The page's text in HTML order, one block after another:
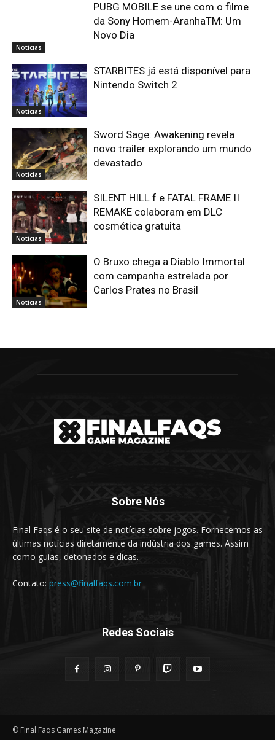
Notícias
PUBG MOBILE se une com o filme
da Sony Homem-AranhaTM: Um
Novo Dia
Notícias
STARBITES já está disponível para
Nintendo Switch 2
Notícias
Sword Sage: Awakening revela
novo trailer explorando um mundo
devastado
Notícias
SILENT HILL f e FATAL FRAME II
REMAKE colaboram em DLC
cosmética gratuita
Notícias
O Bruxo chega a Diablo Immortal
com campanha estrelada por
Carlos Prates no Brasil
Sobre Nós
Final Faqs é o seu site de notícias sobre jogos. Fornecemos as
últimas notícias diretamente da indústria dos games. Assim
como guias, detonados e dicas.
Contato: press@finalfaqs.com.br
Redes Sociais
© Final Faqs Games Magazine